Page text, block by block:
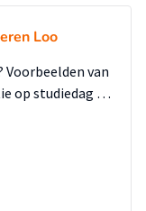
Loo
van
op studiedag …